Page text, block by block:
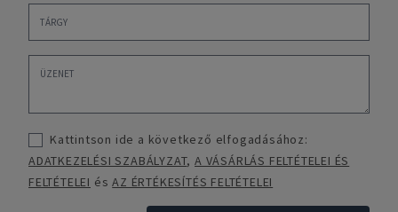
Kattintson ide a következő elfogadásához:
ADATKEZELÉSI SZABÁLYZAT,A VÁSÁRLÁS FELTÉTELEI ÉS
FELTÉTELEI ésAZ ÉRTÉKESÍTÉS FELTÉTELEI